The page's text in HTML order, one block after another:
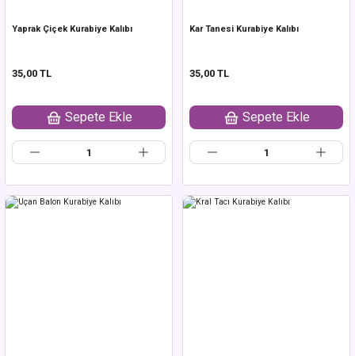
Yaprak Çiçek Kurabiye Kalıbı
35,00 TL
Sepete Ekle
Kar Tanesi Kurabiye Kalıbı
35,00 TL
Sepete Ekle